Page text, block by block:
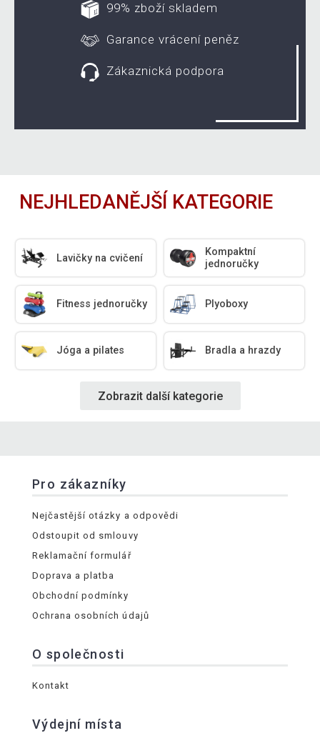
99% zboží skladem
Garance vrácení peněz
Zákaznická podpora
NEJHLEDANĚJŠÍ KATEGORIE
Lavičky na cvičení
Kompaktní
jednoručky
Fitness jednoručky Plyoboxy
Jóga a pilates Bradla a hrazdy
Zobrazit další kategorie
Pro zákazníky
Nejčastější otázky a odpovědi
Odstoupit od smlouvy
Reklamační formulář
Doprava a platba
Obchodní podmínky
Ochrana osobních údajů
O společnosti
Kontakt
Výdejní místa